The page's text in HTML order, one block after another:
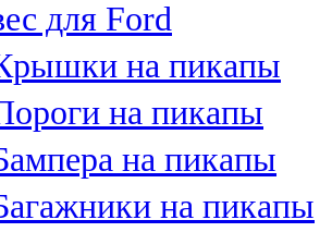
для Ford
на пикапы
на пикапы
на пикапы
на пикапы